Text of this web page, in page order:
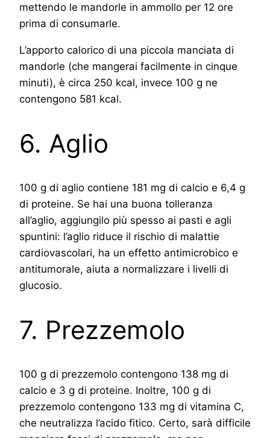
mettendo le mandorle in ammollo per 12 ore
prima di consumarle.
L’apporto calorico di una piccola manciata di
mandorle (che mangerai facilmente in cinque
minuti), è circa 250 kcal, invece 100 g ne
contengono 581 kcal.
6. Aglio
100 g di aglio contiene 181 mg di calcio e 6,4 g
di proteine. Se hai una buona tolleranza
all’aglio, aggiungilo più spesso ai pasti e agli
spuntini: l’aglio riduce il rischio di malattie
cardiovascolari, ha un effetto antimicrobico e
antitumorale, aiuta a normalizzare i livelli di
glucosio.
7. Prezzemolo
100 g di prezzemolo contengono 138 mg di
calcio e 3 g di proteine. Inoltre, 100 g di
prezzemolo contengono 133 mg di vitamina C,
che neutralizza l’acido fitico. Certo, sarà difficile